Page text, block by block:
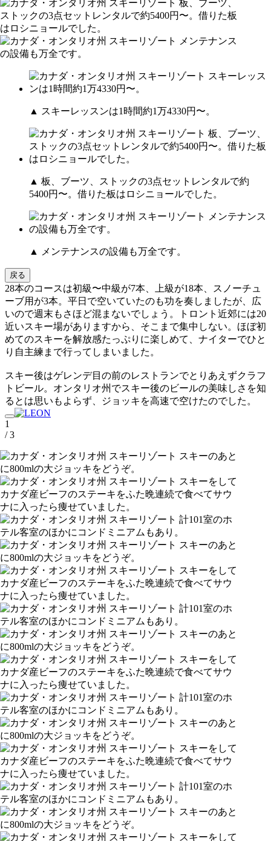
▲ スキーレッスンは1時間約1万4330円〜。
▲ 板、ブーツ、ストックの3点セットレンタルで約
5400円〜。借りた板はロシニョールでした。
▲ メンテナンスの設備も万全です。
戻る
28本のコースは初級〜中級が7本、上級が18本、スノーチュ
ーブ用が3本。平日で空いていたのも功を奏しましたが、広
いので週末もさほど混まないでしょう。トロント近郊には20
近いスキー場がありますから、そこまで集中しない。ほぼ初
めてのスキーを解放感たっぷりに楽しめて、ナイターでひと
り自主練まで行ってしまいました。
スキー後はゲレンデ目の前のレストランでとりあえずクラフ
トビール。オンタリオ州でスキー後のビールの美味しさを知
るとは思いもよらず、ジョッキを高速で空けたのでした。
1
/ 3